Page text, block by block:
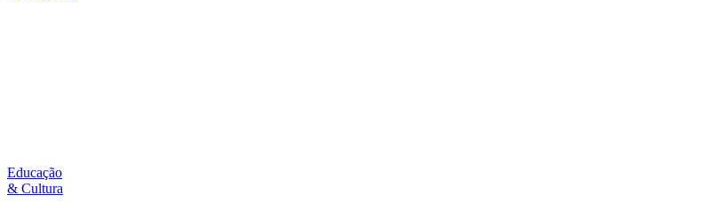
Educação
& Cultura